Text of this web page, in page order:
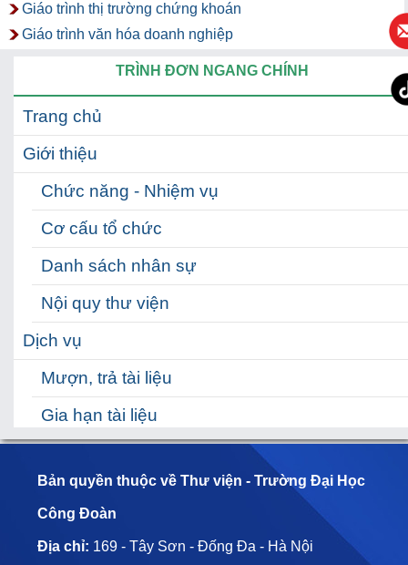
Giáo trình thị trường chứng khoán
Giáo trình văn hóa doanh nghiệp
TRÌNH ĐƠN NGANG CHÍNH
Trang chủ
Giới thiệu
Chức năng - Nhiệm vụ
Cơ cấu tổ chức
Danh sách nhân sự
Nội quy thư viện
Dịch vụ
Mượn, trả tài liệu
Gia hạn tài liệu
Hỗ trợ
Hỗ trợ học tập
Bản quyền thuộc về Thư viện - Trường Đại Học
Công Đoàn
Địa chỉ: 169 - Tây Sơn - Đống Đa - Hà Nội